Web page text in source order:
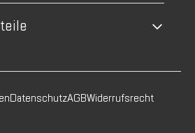
DatenschutzAGBWiderrufsrecht